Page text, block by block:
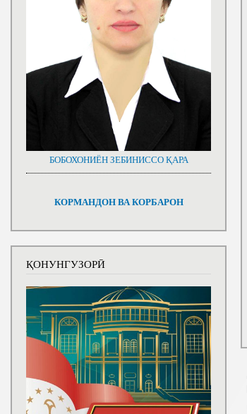
БОБОХОНИЁН ЗЕБИНИССО ҚАРА
КОРМАНДОН ВА КОРБАРОН
ҚОНУНГУЗОРӢ